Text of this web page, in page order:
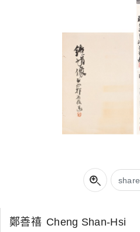
share
鄭善禧 Cheng Shan-Hsi